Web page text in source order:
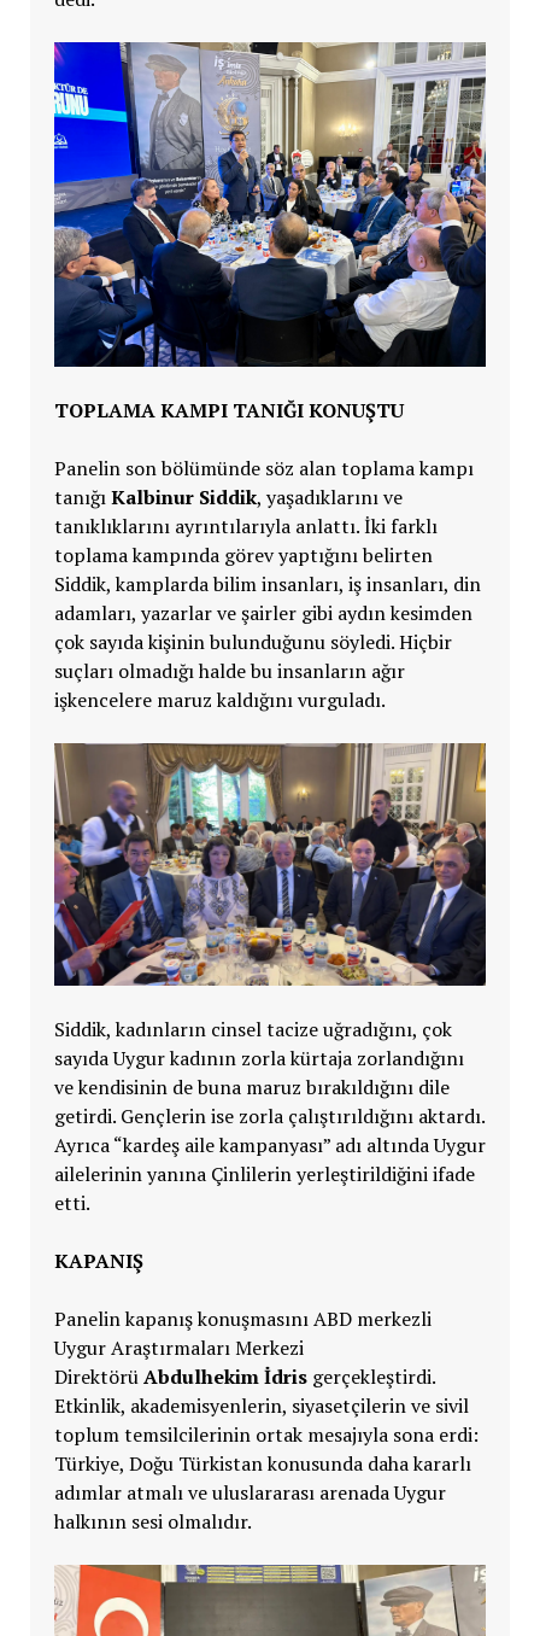
TOPLAMA KAMPI TANIĞI KONUŞTU
Panelin son bölümünde söz alan toplama kampı
tanığıKalbinur Siddik, yaşadıklarını ve
tanıklıklarını ayrıntılarıyla anlattı. İki farklı
toplama kampında görev yaptığını belirten
Siddik, kamplarda bilim insanları, iş insanları, din
adamları, yazarlar ve şairler gibi aydın kesimden
çok sayıda kişinin bulunduğunu söyledi. Hiçbir
suçları olmadığı halde bu insanların ağır
işkencelere maruz kaldığını vurguladı.
Siddik, kadınların cinsel tacize uğradığını, çok
sayıda Uygur kadının zorla kürtaja zorlandığını
ve kendisinin de buna maruz bırakıldığını dile
getirdi. Gençlerin ise zorla çalıştırıldığını aktardı.
Ayrıca “kardeş aile kampanyası” adı altında Uygur
ailelerinin yanına Çinlilerin yerleştirildiğini ifade
etti.
KAPANIŞ
Panelin kapanış konuşmasını ABD merkezli
Uygur Araştırmaları Merkezi
DirektörüAbdulhekim İdrisgerçekleştirdi.
Etkinlik, akademisyenlerin, siyasetçilerin ve sivil
toplum temsilcilerinin ortak mesajıyla sona erdi:
Türkiye, Doğu Türkistan konusunda daha kararlı
adımlar atmalı ve uluslararası arenada Uygur
halkının sesi olmalıdır.